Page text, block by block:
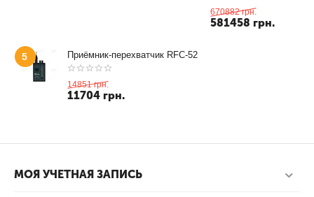
670882 грн.
581458 грн.
5 Приёмник-перехватчик RFC-52
14851 грн.
11704 грн.
МОЯ УЧЕТНАЯ ЗАПИСЬ